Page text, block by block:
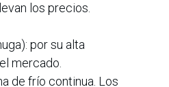
los precios.
por su alta
mercado.
de frío continua. Los